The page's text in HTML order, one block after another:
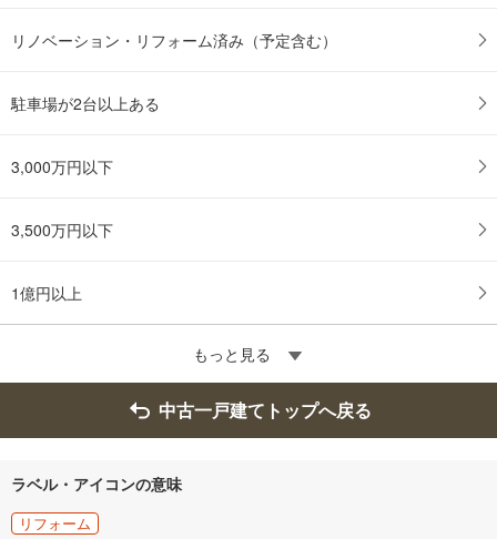
リノベーション・リフォーム済み（予定含む）
駐車場が2台以上ある
3,000万円以下
3,500万円以下
1億円以上
もっと見る
中古一戸建てトップへ戻る
ラベル・アイコンの意味
リフォーム